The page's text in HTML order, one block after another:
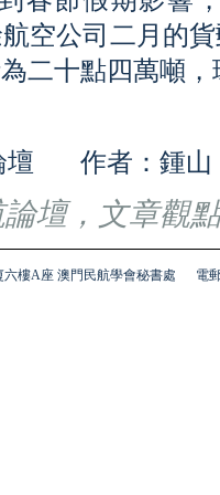
空公司二月的
二十點四萬噸
壇 作者：鍾山
壇，文章觀
樓A座 澳門民航學會秘書處 電